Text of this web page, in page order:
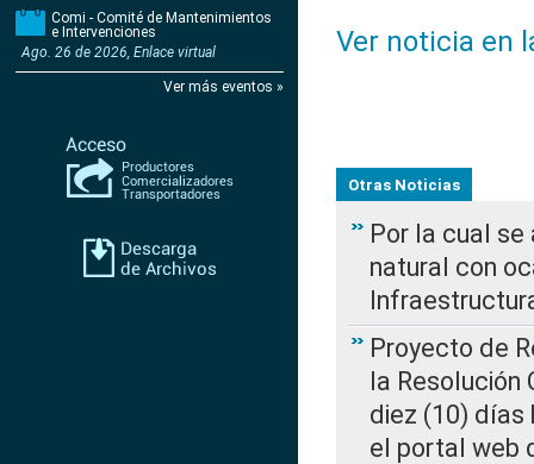
Comi - Comité de Mantenimientos
e Intervenciones
Ago. 26 de 2026, Enlace virtual
Ver más eventos »
Ver noticia en
Otras Noticias
Por la cual
natural con
Proyecto de
la Resolución
diez (10) días
el portal web